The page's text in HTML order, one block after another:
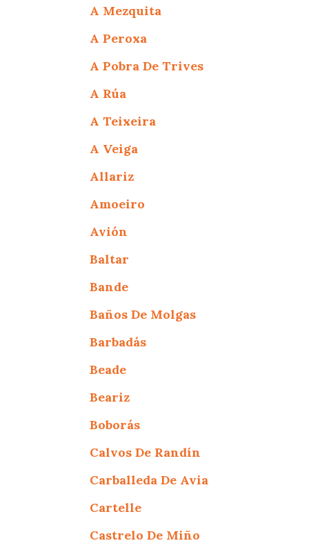
A Mezquita
A Peroxa
A Pobra De Trives
A Rúa
A Teixeira
A Veiga
Allariz
Amoeiro
Avión
Baltar
Bande
Baños De Molgas
Barbadás
Beade
Beariz
Boborás
Calvos De Randín
Carballeda De Avia
Cartelle
Castrelo De Miño